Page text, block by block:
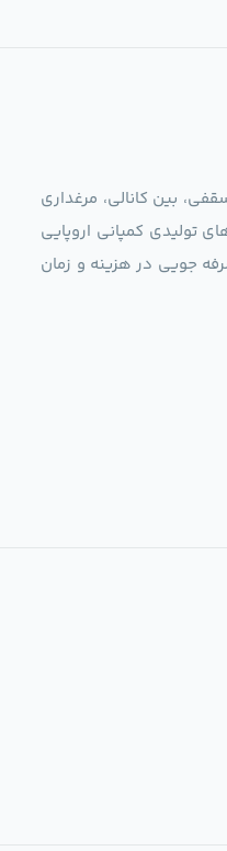
بین کانالی، مرغداری
تولیدی کمپانی اروپایی
نموده و این عمر باعث صرفه جویی در هزینه و زمان